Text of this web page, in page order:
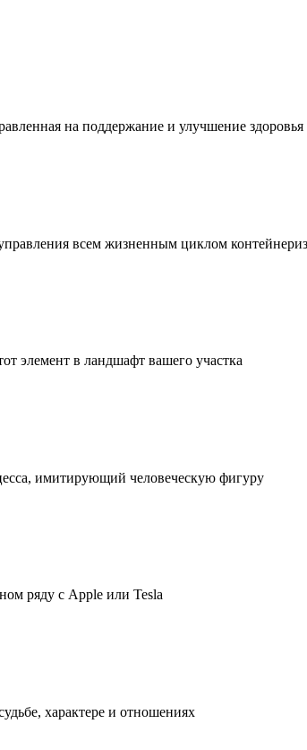
на поддержание и улучшение здоровья
всем жизненным циклом
элемент в ландшафт вашего участка
имитирующий человеческую фигуру
ряду с Apple или Tesla
характере и отношениях